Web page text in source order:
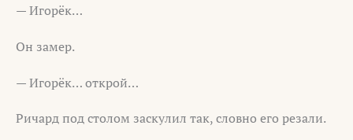
— Игорёк…
Он замер.
— Игорёк… открой…
Ричард под столом заскулил так, словно его резали.